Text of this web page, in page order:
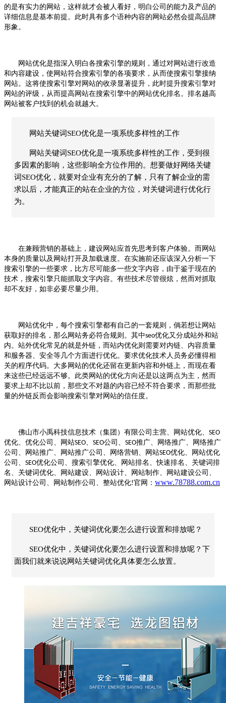
的是有实力的网站，这样就才会被人看好，明白公司的能力及产品的
详细信息是基本前提。此时具有多个语种内容的网站必然会提高品牌
形象。
网站优化是指深入明白各搜索引擎的规则，通过对网站进行改造
和内容建设，使网站符合搜索引擎的各项要求，从而使搜索引擎接纳
网站。这将使搜索引擎对网站的收录显著提升，此时提升搜索引擎对
网站的评级，从而提高网站在搜索引擎中的网站优化排名。排名越高
网站被客户找到的机会就越大。
网站关键词SEO优化是一项系统多样性的工作
网站关键词SEO优化是一项系统多样性的工作，受到很
多因素的影响，这些影响全方位作用的。想要做好网络关键
词SEO优化，就要对企业有充分的了解，只有了解企业的需
求以后，才能真正的站在企业的方位，对关键词进行优化行
为。
在兼顾营销的基础上，建设网站应首先思考到客户体验。而网站
本身的质量以及网站打开及加载速度。在实施前还应该深入分析一下
搜索引擎的一些要求，比方尽可能多一些文字内容，由于鉴于现在的
技术，搜索引擎只能抓取文字内容。有些技术尽管很炫，然而对抓取
却不友好，如非必要尽量少用。
网站优化中，每个搜索引擎都有自己的一套规则，倘若想让网站
获取好的排名，那么网站务必符合规则。其中seo优化又分成站外和站
内。站外优化常见的就是外链，而站内优化则需要对内链、内容质量
和服务器、安全等几个方面进行优化。要求优化技术人员务必懂得相
关的程序代码。大多网站的优化还留在更新内容和外链上，而现在看
来这些已经远远不够。此类网站的优化方向还是以这两点为主，然而
要求上却不比以前，那些文不对题的内容已经不符合要求，而那些批
量的外链反而会影响搜索引擎对网站的信任度。
佛山市小禹科技信息技术（集团）有限公司主营、网站优化、 SEO
优化、优化公司、网站SEO SEO公司、 SEO推广、网络推广、网络推广
公司、网站推广、网站推广公司、网络营销、网站SEO优化、网站优化
公司、 SEO优化公司、搜索引擎优化、网站排名、快速排名、关键词排
名、关键词优化、网站建设、网站设计、网站制作、网站建设公司、
网站设计公司、网站制作公司、整站优化!官网： www.78788.com.cn
SEO优化中，关键词优化要怎么进行设置和排放呢？
SEO优化中，关键词优化要怎么进行设置和排放呢？下
面我们就来说说网站关键词优化具体要怎么放置。